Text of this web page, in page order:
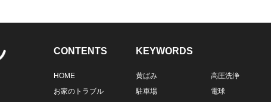
CONTENTS
HOME
お家のトラブル
KEYWORDS
黄ばみ
高圧洗浄
駐車場
電球